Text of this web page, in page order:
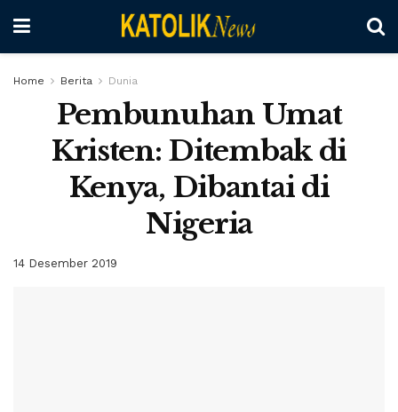
Home Berita Dunia
Pembunuhan Umat
Kristen: Ditembak di
Kenya, Dibantai di
Nigeria
14 Desember 2019